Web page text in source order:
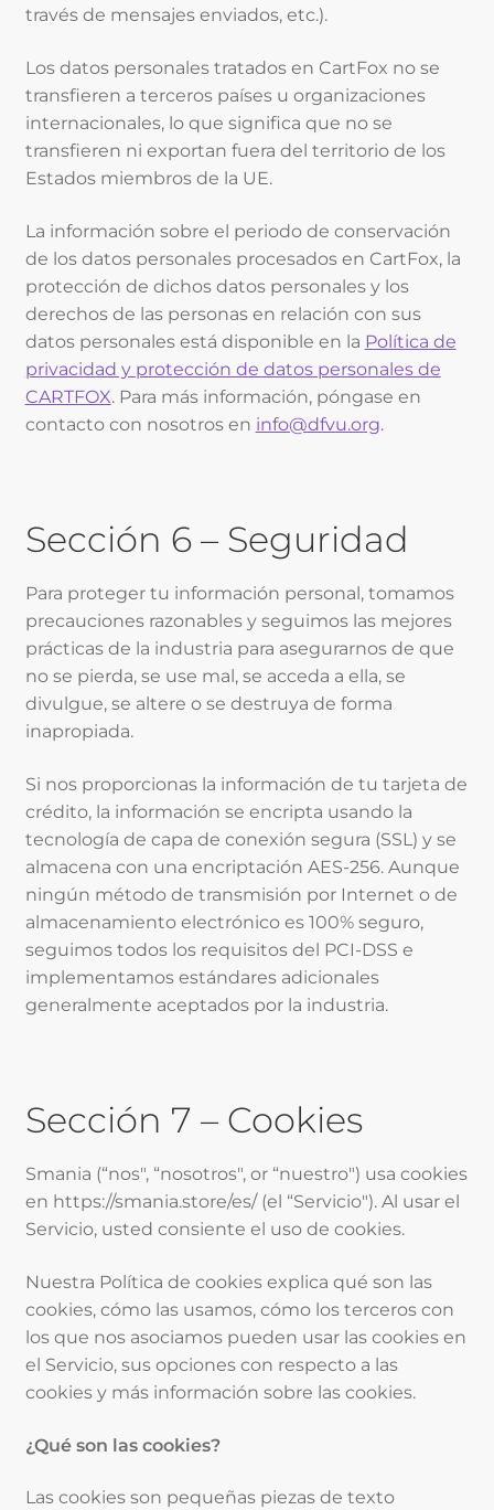
través de mensajes enviados, etc.).
Los datos personales tratados en CartFox no se
transfieren a terceros países u organizaciones
internacionales, lo que significa que no se
transfieren ni exportan fuera del territorio de los
Estados miembros de la UE.
La información sobre el periodo de conservación
de los datos personales procesados en CartFox, la
protección de dichos datos personales y los
derechos de las personas en relación con sus
datos personales está disponible en la Política de
privacidad y protección de datos personales de
CARTFOX. Para más información, póngase en
contacto con nosotros en info@dfvu.org.
Sección 6 – Seguridad
Para proteger tu información personal, tomamos
precauciones razonables y seguimos las mejores
prácticas de la industria para asegurarnos de que
no se pierda, se use mal, se acceda a ella, se
divulgue, se altere o se destruya de forma
inapropiada.
Si nos proporcionas la información de tu tarjeta de
crédito, la información se encripta usando la
tecnología de capa de conexión segura (SSL) y se
almacena con una encriptación AES-256. Aunque
ningún método de transmisión por Internet o de
almacenamiento electrónico es 100% seguro,
seguimos todos los requisitos del PCI-DSS e
implementamos estándares adicionales
generalmente aceptados por la industria.
Sección 7 – Cookies
Smania (“nos", “nosotros", or “nuestro") usa cookies
en https://smania.store/es/ (el “Servicio"). Al usar el
Servicio, usted consiente el uso de cookies.
Nuestra Política de cookies explica qué son las
cookies, cómo las usamos, cómo los terceros con
los que nos asociamos pueden usar las cookies en
el Servicio, sus opciones con respecto a las
cookies y más información sobre las cookies.
¿Qué son las cookies?
Las cookies son pequeñas piezas de texto